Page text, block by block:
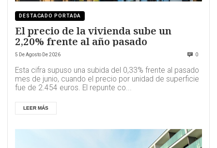
DESTACADO PORTADA
El precio de la vivienda sube un
2,20% frente al año pasado
5 De Agosto De 2026 0
Esta cifra supuso una subida del 0,33% frente al pasado
mes de junio, cuando el precio por unidad de superficie
fue de 2.454 euros. El repunte co...
LEER MÁS